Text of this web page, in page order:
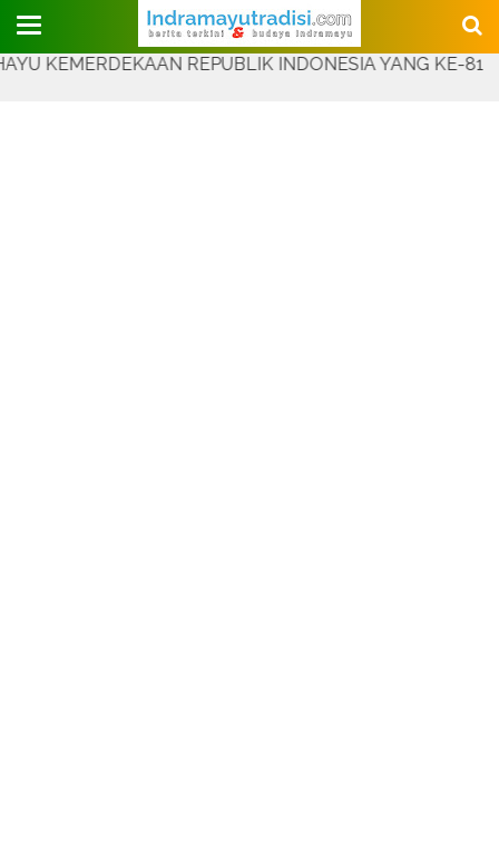
Judul Website
REPUBLIK INDONESIA YANG KE-81